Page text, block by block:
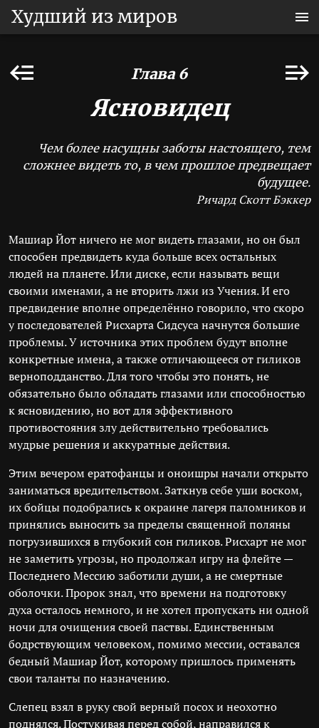
Худший из миров
Глава 6
Ясновидец
Чем более насущны заботы настоящего, тем
сложнее видеть то, в чем прошлое предвещает
будущее.
Ричард Скотт Бэккер
Машиар Йот ничего не мог видеть глазами, но он был
способен предвидеть куда больше всех остальных
людей на планете. Или диске, если называть вещи
своими именами, а не вторить лжи из Учения. И его
предвидение вполне определённо говорило, что скоро
у последователей Рисхарта Сидсуса начнутся большие
проблемы. У источника этих проблем будут вполне
конкретные имена, а также отличающееся от гиликов
верноподданство. Для того чтобы это понять, не
обязательно было обладать глазами или способностью
к ясновидению, но вот для эффективного
противостояния злу действительно требовались
мудрые решения и аккуратные действия.
Этим вечером ератофанцы и оноишры начали открыто
заниматься вредительством. Заткнув себе уши воском,
их бойцы подобрались к окраине лагеря паломников и
принялись выносить за пределы священной поляны
погрузившихся в глубокий сон гиликов. Рисхарт не мог
не заметить угрозы, но продолжал игру на флейте —
Последнего Мессию заботили души, а не смертные
оболочки. Пророк знал, что времени на подготовку
духа осталось немного, и не хотел пропускать ни одной
ночи для очищения своей паствы. Единственным
бодрствующим человеком, помимо мессии, оставался
бедный Машиар Йот, которому пришлось применять
свои таланты по назначению.
Слепец взял в руку свой верный посох и неохотно
поднялся. Постукивая перед собой, направился к